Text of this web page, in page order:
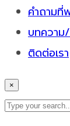
คำถามที่
บทความ
ติดต่อเรา
×